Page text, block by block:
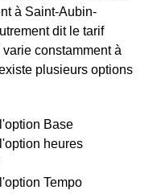
à Saint-Aubin-
dit le tarif
constamment à
plusieurs options
Base
heures
Tempo